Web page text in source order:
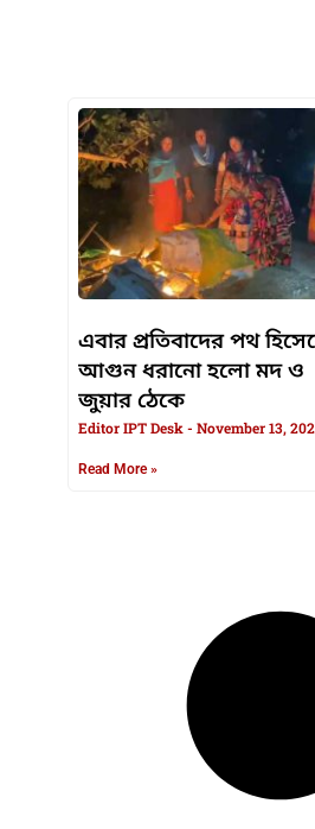
এবার প্রতিবাদের পথ
আগুন ধরানো হলো মদ ও
জুয়ার ঠেকে
Editor IPT Desk November 13,
Read More »